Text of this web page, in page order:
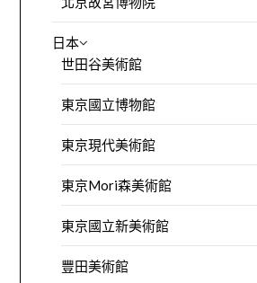
日本
世田谷美術館
東京國立博物館
東京現代美術館
東京Mori森美術館
東京國立新美術館
豐田美術館